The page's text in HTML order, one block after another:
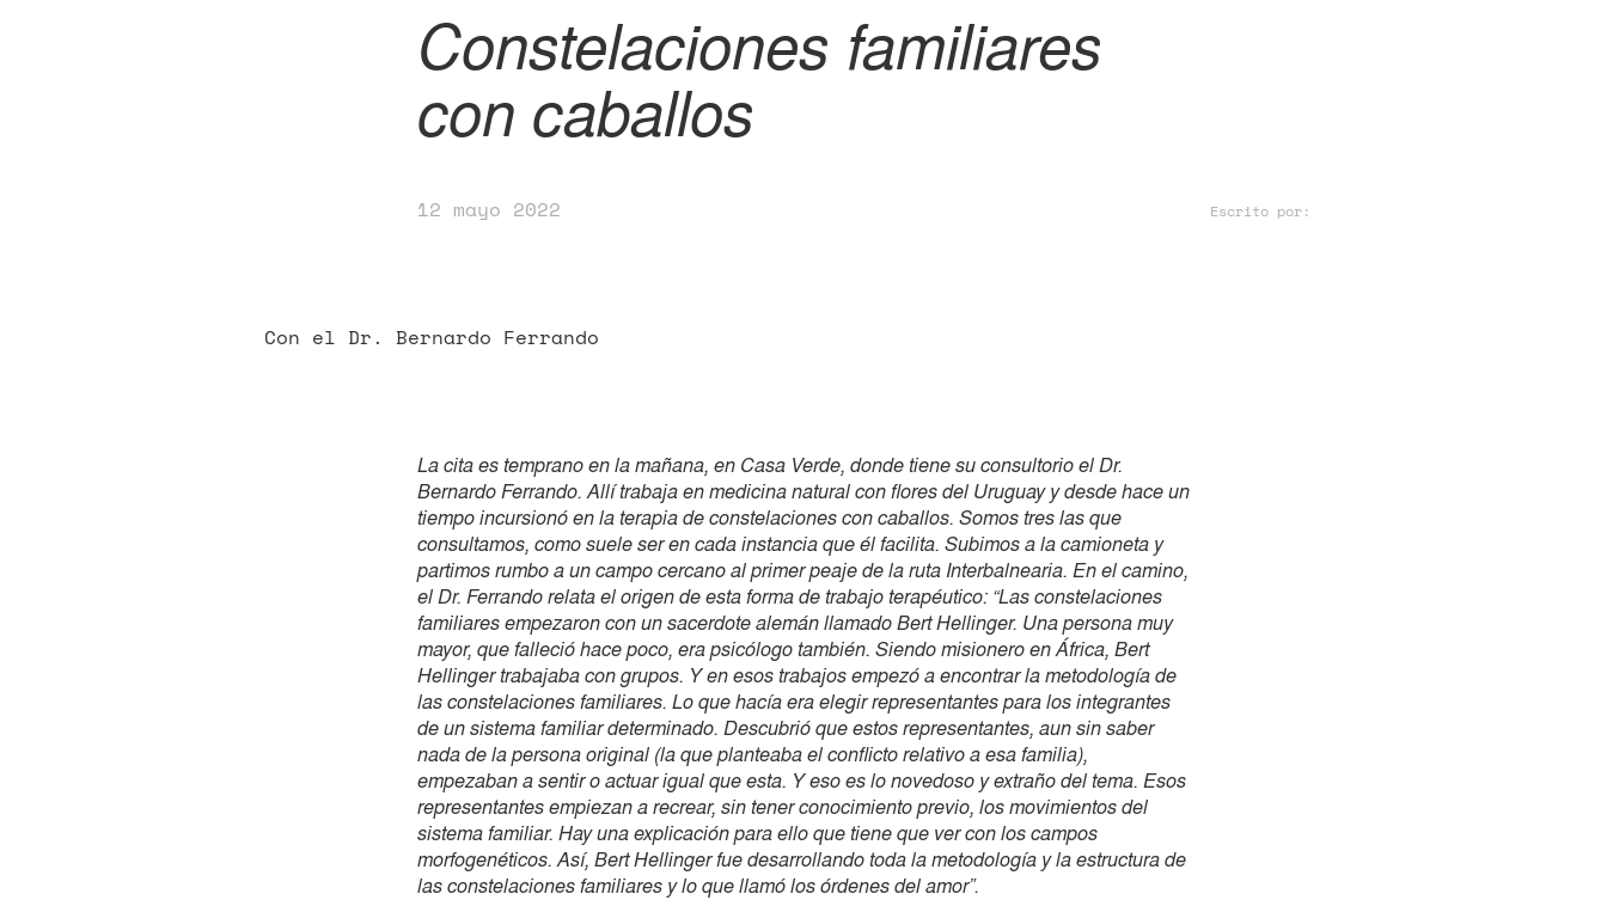
Constelaciones familiares
con caballos
12 mayo 2022
Con el Dr. Bernardo Ferrando
La cita es temprano en la mañana, en Casa Verde, donde tiene su consultorio el Dr.
Bernardo Ferrando. Allí trabaja en medicina natural con flores del Uruguay y desde hace un
tiempo incursionó en la terapia de constelaciones con caballos. Somos tres las que
consultamos, como suele ser en cada instancia que él facilita. Subimos a la camioneta y
partimos rumbo a un campo cercano al primer peaje de la ruta Interbalnearia. En el camino,
el Dr. Ferrando relata el origen de esta forma de trabajo terapéutico: “Las constelaciones
familiares empezaron con un sacerdote alemán llamado Bert Hellinger. Una persona muy
mayor, que falleció hace poco, era psicólogo también. Siendo misionero en África, Bert
Hellinger trabajaba con grupos. Y en esos trabajos empezó a encontrar la metodología de
las constelaciones familiares. Lo que hacía era elegir representantes para los integrantes
de un sistema familiar determinado. Descubrió que estos representantes, aun sin saber
nada de la persona original (la que planteaba el conflicto relativo a esa familia),
empezaban a sentir o actuar igual que esta. Y eso es lo novedoso y extraño del tema. Esos
representantes empiezan a recrear, sin tener conocimiento previo, los movimientos del
sistema familiar. Hay una explicación para ello que tiene que ver con los campos
morfogenéticos. Así, Bert Hellinger fue desarrollando toda la metodología y la estructura de
las constelaciones familiares y lo que llamó los órdenes del amor”.
Escrito por: